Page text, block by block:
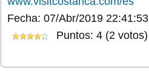
Fecha: 07/Abr/2019 22:41:53
Puntos: 4 (2 votos)